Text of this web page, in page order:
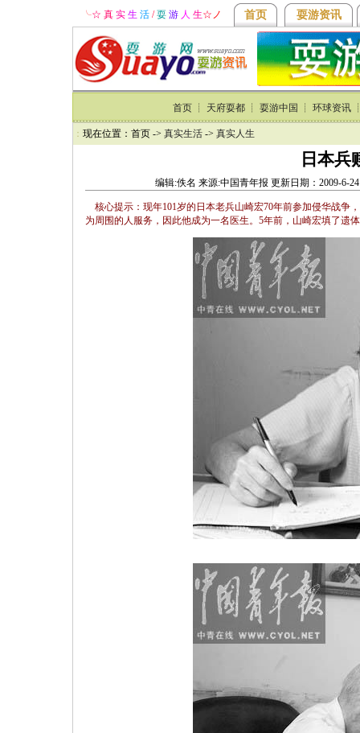
╰☆ 真 实 生 活 /耍 游人 生☆ ノ 首页 耍游资讯
首页 ┊ 天府耍都 ┊ 耍游中国 ┊ 环球资讯
： 现在位置：首页 -> 真实生活 -> 真实人生
日本兵
编辑:佚名 来源:中国青年报 更新日期：2009-6-
核心提示：现年101岁的日本老兵山崎宏70年前参加侵华战争
为周围的人服务，因此他成为一名医生。5年前，山崎宏填了遗